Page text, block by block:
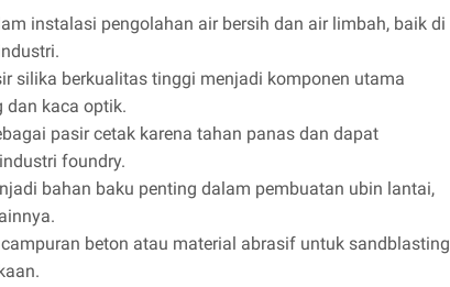
instalasi pengolahan air bersih dan air limbah, baik di
silika berkualitas tinggi menjadi komponen utama
dan kaca optik.
pasir cetak karena tahan panas dan dapat
foundry.
bahan baku penting dalam pembuatan ubin lantai,
beton atau material abrasif untuk sandblasting